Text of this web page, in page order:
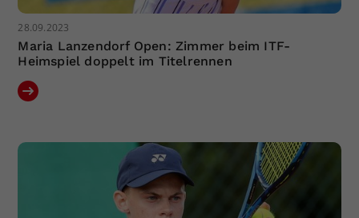
28.09.2023
Maria Lanzendorf Open: Zimmer beim ITF-
Heimspiel doppelt im Titelrennen